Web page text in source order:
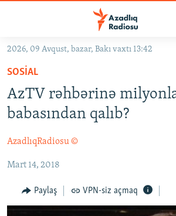
Əsas
qayıt
Əsas
naviqasiyaya
qayıt
Axtarışa
GÜNDƏM
KORRUPSIOMETR
FƏRQƏ BAX
QANUNI DOĞRU
ARAŞDIRMA
MULTIMEDIA
2026, 09 Avqust, bazar, Bakı vaxtı 13:42
SOSIAL
AzTV rəhbərinə
babasından qalıb?
AzadlıqRadiosu ©
Mart 14, 2018
Paylaş VPN-siz açmaq